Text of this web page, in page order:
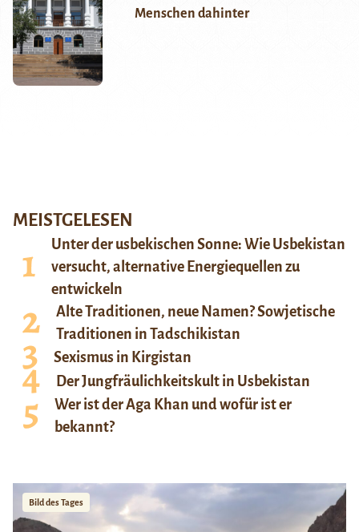
Menschen dahinter
MEISTGELESEN
Unter der usbekischen Sonne: Wie Usbekistan
versucht, alternative Energiequellen zu
entwickeln
Alte Traditionen, neue Namen? Sowjetische
Traditionen in Tadschikistan
Sexismus in Kirgistan
Der Jungfräulichkeitskult in Usbekistan
Wer ist der Aga Khan und wofür ist er
bekannt?
Bild des Tages